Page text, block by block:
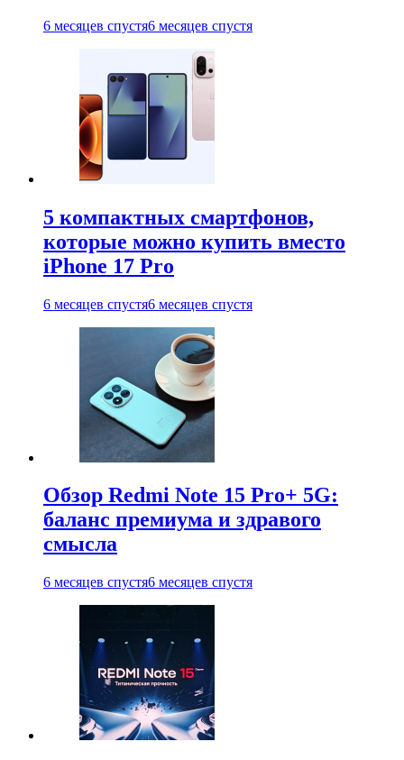
6 месяцев спустя6 месяцев спустя
5 компактных смартфонов,
которые можно купить вместо
iPhone 17 Pro
6 месяцев спустя6 месяцев спустя
Обзор Redmi Note 15 Pro+ 5G:
баланс премиума и здравого
смысла
6 месяцев спустя6 месяцев спустя